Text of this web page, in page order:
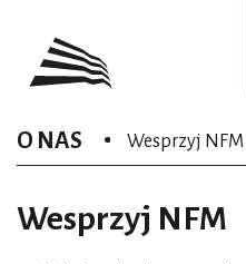
O NAS Wesprzyj NFM
Wesprzyj NFM